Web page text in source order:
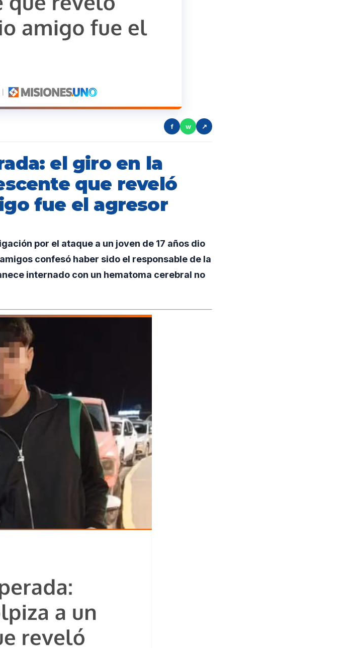
f w ↗
el giro en la
que reveló
fue el agresor
por el ataque a un joven de 17 años dio
confesó haber sido el responsable de la
internado con un hematoma cerebral no